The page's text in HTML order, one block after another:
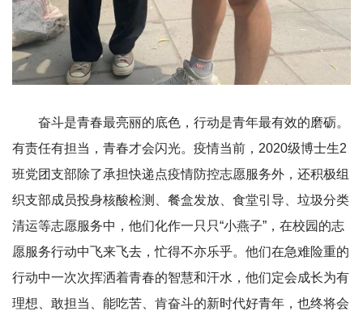
奋斗是青春最亮丽的底色，行动是青年最有效的磨砺。
有责任有担当，青春才会闪光。疫情当前，2020级博士生2
班党团支部除了承担快递点疫情防控志愿服务外，还积极组
织支部成员投身核酸检测、餐盒发放、食堂引导、垃圾分类
清运等志愿服务中，他们化作一只只“小燕子”，在校园的志
愿服务行动中飞来飞去，忙得不亦乐乎。他们在急难险重的
行动中一次次挥洒着青春的智慧和汗水，他们定会成长为有
理想、敢担当、能吃苦、肯奋斗的新时代好青年，也终将会